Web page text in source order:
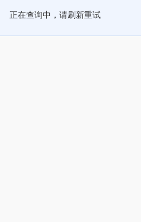
正在查询中，请刷新重试